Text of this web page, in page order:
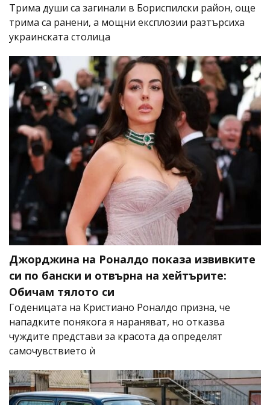
Трима души са загинали в Бориспилски район, още
трима са ранени, а мощни експлозии разтърсиха
украинската столица
Джорджина на Роналдо показа извивките
си по бански и отвърна на хейтърите:
Обичам тялото си
Годеницата на Кристиано Роналдо призна, че
нападките понякога я нараняват, но отказва
чуждите представи за красота да определят
самочувствието ѝ